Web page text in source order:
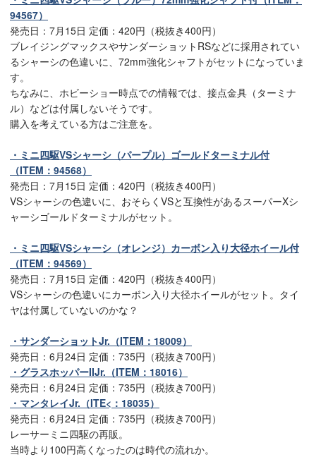
94567）
発売日：7月15日 定価：420円（税抜き400円）
ブレイジングマックスやサンダーショットRSなどに採用されてい
るシャーシの色違いに、72mm強化シャフトがセットになっていま
す。
ちなみに、ホビーショー時点での情報では、接点金具（ターミナ
ル）などは付属しないそうです。
購入を考えている方はご注意を。
・ミニ四駆VSシャーシ（パープル）ゴールドターミナル付
（ITEM：94568）
発売日：7月15日 定価：420円（税抜き400円）
VSシャーシの色違いに、おそらくVSと互換性があるスーパーXシ
ャーシゴールドターミナルがセット。
・ミニ四駆VSシャーシ（オレンジ）カーボン入り大径ホイール付
（ITEM：94569）
発売日：7月15日 定価：420円（税抜き400円）
VSシャーシの色違いにカーボン入り大径ホイールがセット。タイ
ヤは付属していないのかな？
・サンダーショットJr.（ITEM：18009）
発売日：6月24日 定価：735円（税抜き700円）
・グラスホッパーIIJr.（ITEM：18016）
発売日：6月24日 定価：735円（税抜き700円）
・マンタレイJr.（ITE<：18035）
発売日：6月24日 定価：735円（税抜き700円）
レーサーミニ四駆の再販。
当時より100円高くなったのは時代の流れか。